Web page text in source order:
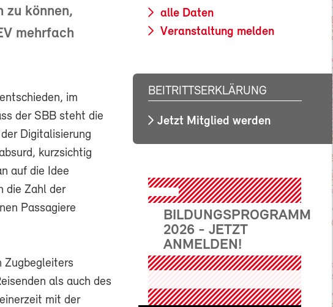
zu können,
mehrfach
im
der SBB steht die
Digitalisierung
kurzsichtig
auf die Idee
die Zahl der
Passagiere
Zugbegleiters
als auch des
mit der
alle Daten
Veranstaltung melden
BEITRITTSERKLÄRUNG
Jetzt Mitglied werden
BILDUNGSPROGRAMM
2026 - JETZT
ANMELDEN!